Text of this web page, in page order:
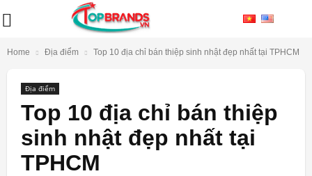
Home Địa điểm Top 10 địa chỉ bán thiệp sinh nhật đẹp nhất tại TPHCM
Địa điểm
Top 10 địa chỉ bán thiệp
sinh nhật đẹp nhất tại
TPHCM